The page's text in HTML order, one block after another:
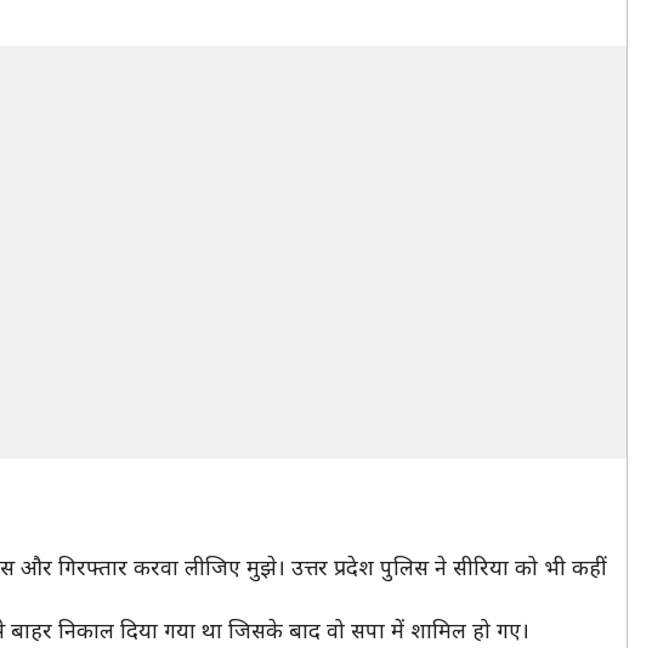
गिरफ्तार करवा लीजिए मुझे। उत्तर प्रदेश पुलिस ने सीरिया को भी कहीं
निकाल दिया गया था जिसके बाद वो सपा में शामिल हो गए।